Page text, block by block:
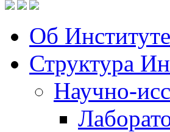
Об Институте
Структура
Научно-